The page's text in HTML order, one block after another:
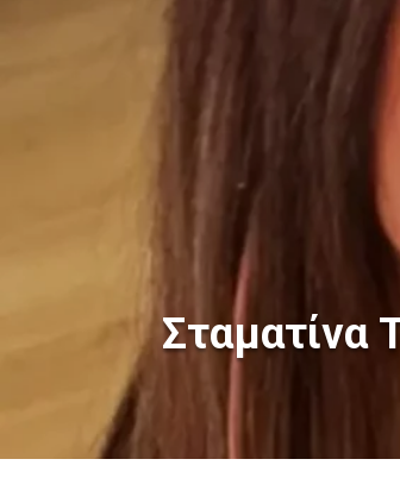
Σταματίνα